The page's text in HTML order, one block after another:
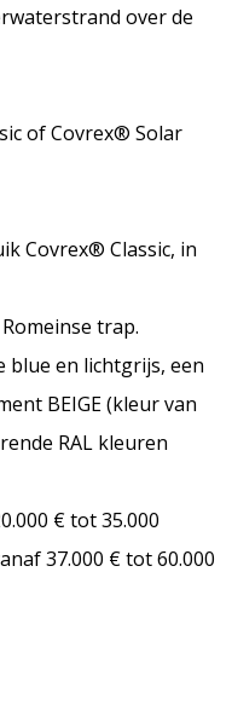
over de
of Covrex® Solar
Covrex® Classic, in
trap.
en lichtgrijs, een
BEIGE (kleur van
RAL kleuren
€ tot 35.000
37.000 € tot 60.000